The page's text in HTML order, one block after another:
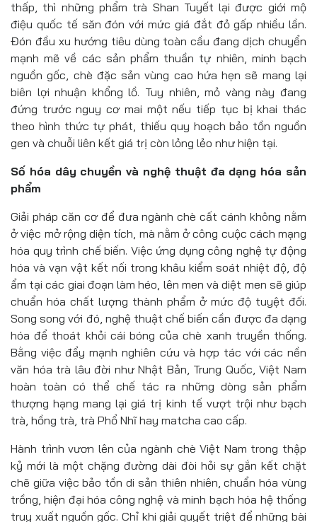
thấp, thì những phẩm trà Shan Tuyết lại được giới mộ
điệu quốc tế săn đón với mức giá đắt đỏ gấp nhiều lần.
Đón đầu xu hướng tiêu dùng toàn cầu đang dịch chuyển
mạnh mẽ về các sản phẩm thuần tự nhiên, minh bạch
nguồn gốc, chè đặc sản vùng cao hứa hẹn sẽ mang lại
biên lợi nhuận khổng lồ. Tuy nhiên, mỏ vàng này đang
đứng trước nguy cơ mai một nếu tiếp tục bị khai thác
theo hình thức tự phát, thiếu quy hoạch bảo tồn nguồn
gen và chuỗi liên kết giá trị còn lỏng lẻo như hiện tại.
Số hóa dây chuyền và nghệ thuật đa dạng hóa sản
phẩm
Giải pháp căn cơ để đưa ngành chè cất cánh không nằm
ở việc mở rộng diện tích, mà nằm ở công cuộc cách mạng
hóa quy trình chế biến. Việc ứng dụng công nghệ tự động
hóa và vạn vật kết nối trong khâu kiểm soát nhiệt độ, độ
ẩm tại các giai đoạn làm héo, lên men và diệt men sẽ giúp
chuẩn hóa chất lượng thành phẩm ở mức độ tuyệt đối.
Song song với đó, nghệ thuật chế biến cần được đa dạng
hóa để thoát khỏi cái bóng của chè xanh truyền thống.
Bằng việc đẩy mạnh nghiên cứu và hợp tác với các nền
văn hóa trà lâu đời như Nhật Bản, Trung Quốc, Việt Nam
hoàn toàn có thể chế tác ra những dòng sản phẩm
thượng hạng mang lại giá trị kinh tế vượt trội như bạch
trà, hồng trà, trà Phổ Nhĩ hay matcha cao cấp.
Hành trình vươn lên của ngành chè Việt Nam trong thập
kỷ mới là một chặng đường dài đòi hỏi sự gắn kết chặt
chẽ giữa việc bảo tồn di sản thiên nhiên, chuẩn hóa vùng
trồng, hiện đại hóa công nghệ và minh bạch hóa hệ thống
truy xuất nguồn gốc. Chỉ khi giải quyết triệt để những bài